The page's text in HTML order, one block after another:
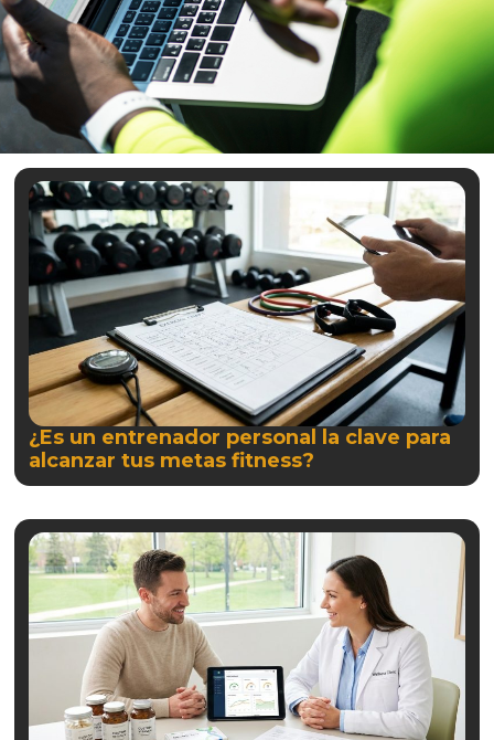
¿Es un entrenador personal la clave para
alcanzar tus metas fitness?